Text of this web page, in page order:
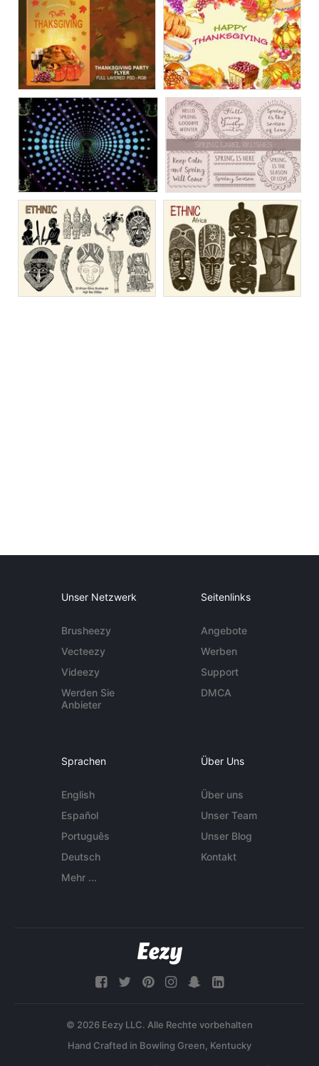
Unser Netzwerk
Brusheezy
Vecteezy
Videezy
Werden Sie
Anbieter
Seitenlinks
Angebote
Werben
Support
DMCA
Sprachen
English
Español
Português
Deutsch
Mehr ...
Über Uns
Über uns
Unser Team
Unser Blog
Kontakt
© 2026 Eezy LLC. Alle Rechte vorbehalten